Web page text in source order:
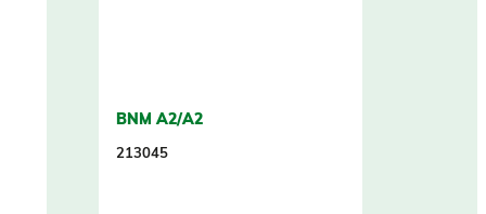
BNM A2/A2
213045